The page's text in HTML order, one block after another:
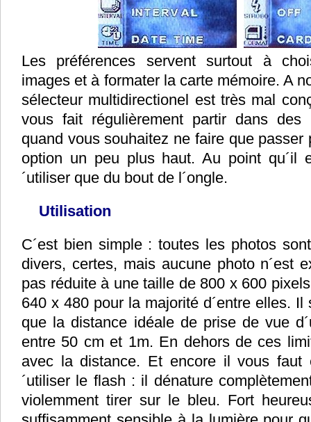
Les préférences servent surtout à
images et à formater la carte mémoire. A
sélecteur multidirectionel est très mal
vous fait régulièrement partir dans des
quand vous souhaitez ne faire que passer
option un peu plus haut. Au point qu´il
´utiliser que du bout de l´ongle.
Utilisation
C´est bien simple : toutes les photos
divers, certes, mais aucune photo n´est
pas réduite à une taille de 800 x 600
640 x 480 pour la majorité d´entre elles. Il
que la distance idéale de prise de vue
entre 50 cm et 1m. En dehors de ces
avec la distance. Et encore il vous faut
´utiliser le flash : il dénature
violemment tirer sur le bleu. Fort